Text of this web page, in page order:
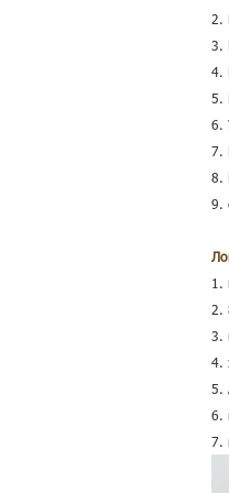
2.
3.
4.
5.
6.
7.
8.
9.
1.
2.
3.
4.
5.
6.
7.